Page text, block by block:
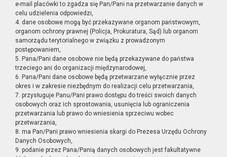
e-mail placówki to zgadza się Pan/Pani na przetwarzanie danych w
celu udzielenia odpowiedzi,
4. dane osobowe mogą być przekazywane organom państwowym,
organom ochrony prawnej (Policja, Prokuratura, Sąd) lub organom
samorządu terytorialnego w związku z prowadzonym
postępowaniem,
5. Pana/Pani dane osobowe nie będą przekazywane do państwa
trzeciego ani do organizacji międzynarodowej,
6. Pana/Pani dane osobowe będą przetwarzane wyłącznie przez
okres i w zakresie niezbędnym do realizacji celu przetwarzania,
7. przysługuje Panu/Pani prawo dostępu do treści swoich danych
osobowych oraz ich sprostowania, usunięcia lub ograniczenia
przetwarzania lub prawo do wniesienia sprzeciwu wobec
przetwarzania,
8. ma Pan/Pani prawo wniesienia skargi do Prezesa Urzędu Ochrony
Danych Osobowych,
9. podanie przez Pana/Panią danych osobowych jest fakultatywne